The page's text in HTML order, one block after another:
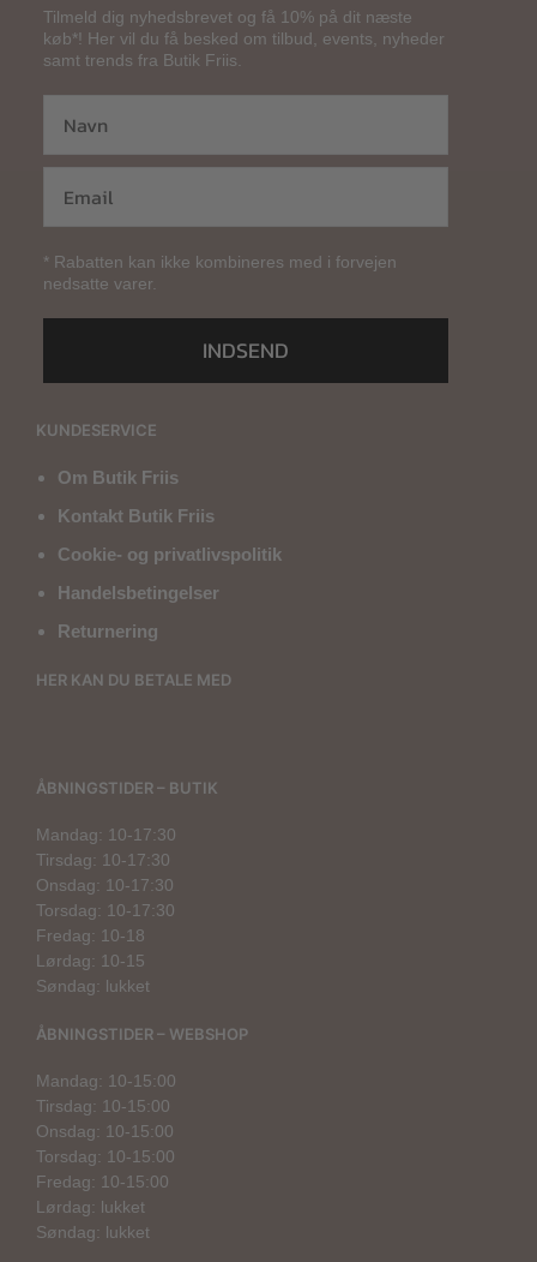
Tilmeld dig nyhedsbrevet og få 10% på dit næste
køb*! Her vil du få besked om tilbud, events, nyheder
samt trends fra Butik Friis.
* Rabatten kan ikke kombineres med i forvejen
nedsatte varer.
INDSEND
KUNDESERVICE
Om Butik Friis
Kontakt Butik Friis
Cookie- og privatlivspolitik
Handelsbetingelser
Returnering
HER KAN DU BETALE MED
ÅBNINGSTIDER – BUTIK
Mandag: 10-17:30
Tirsdag: 10-17:30
Onsdag: 10-17:30
Torsdag: 10-17:30
Fredag: 10-18
Lørdag: 10-15
Søndag: lukket
ÅBNINGSTIDER – WEBSHOP
Mandag: 10-15:00
Tirsdag: 10-15:00
Onsdag: 10-15:00
Torsdag: 10-15:00
Fredag: 10-15:00
Lørdag: lukket
Søndag: lukket